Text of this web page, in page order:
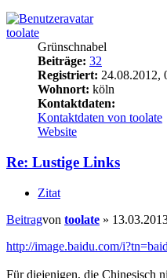
toolate
Grünschnabel
Beiträge: 32
Registriert: 24.08.2012,
Wohnort: köln
Kontaktdaten:
Kontaktdaten von toolate
Website
Re: Lustige Links
Zitat
Beitragvon toolate »
http://image.baidu.com/
Für diejenigen, die Chinesisch